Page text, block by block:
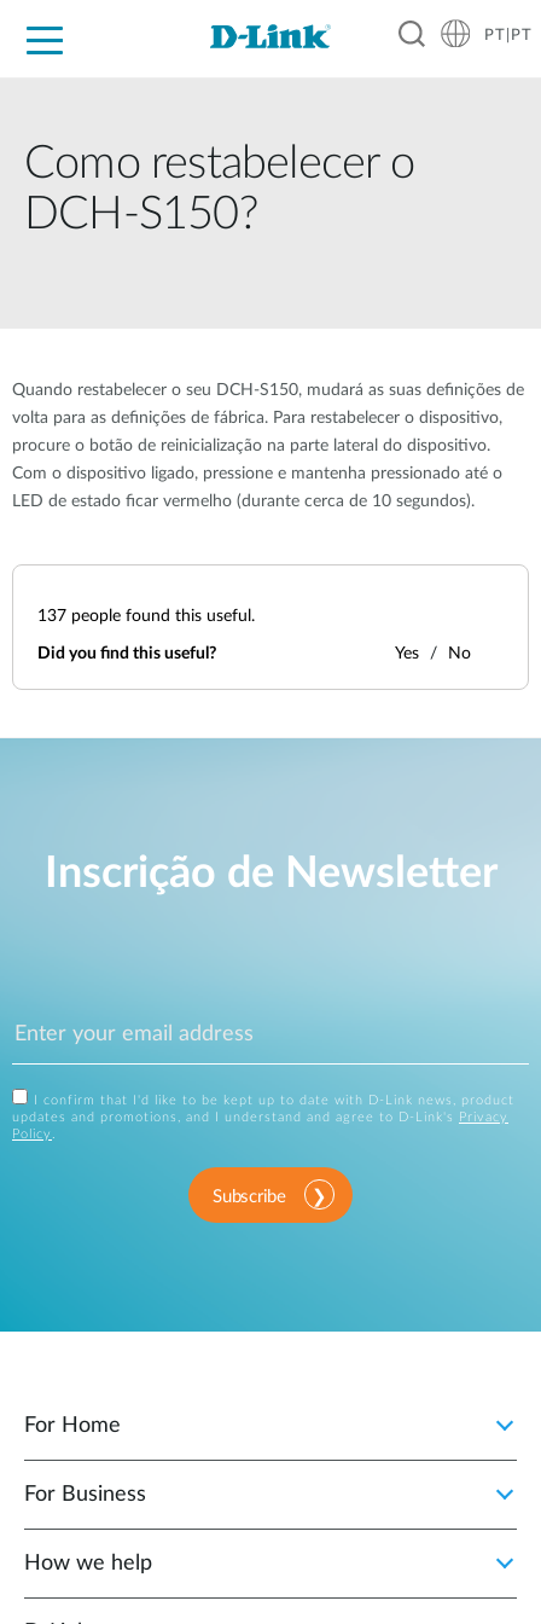
PT|PT
Como restabelecer o
DCH-S150?
Quando restabelecer o seu DCH-S150, mudará as suas definições de
volta para as definições de fábrica. Para restabelecer o dispositivo,
procure o botão de reinicialização na parte lateral do dispositivo.
Com o dispositivo ligado, pressione e mantenha pressionado até o
LED de estado ficar vermelho (durante cerca de 10 segundos).
137 people found this useful.
Did you find this useful? Yes No
Inscrição de Newsletter
I confirm that I'd like to be kept up to date with D-Link news, product
updates and promotions, and I understand and agree to D-Link's
Privacy
Policy
Subscribe
For Home
For Business
How we help